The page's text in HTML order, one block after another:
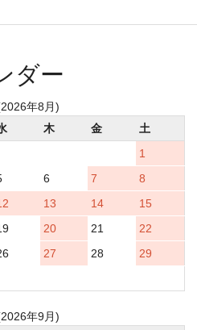
ダー
年8月)
木 金
土
1
6 7
8
13 14
15
20 21
22
27 28
29
年9月)